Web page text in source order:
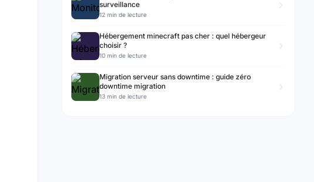
surveillance
12 min de lecture
Hébergement minecraft pas cher : quel hébergeur
choisir ?
10 min de lecture
Migration serveur sans downtime : guide zéro
downtime migration
13 min de lecture